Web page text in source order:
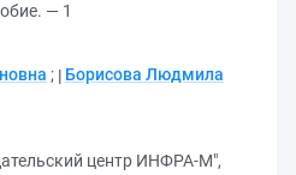
— 1
;
Борисова Людмила
центр ИНФРА-М",